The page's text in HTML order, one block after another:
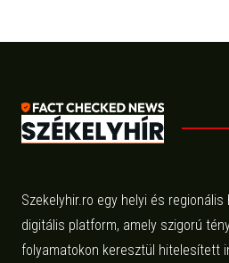
Szekelyhir.ro egy helyi és regionális
digitális platform, amely szigorú
folyamatokon keresztül hitelesített